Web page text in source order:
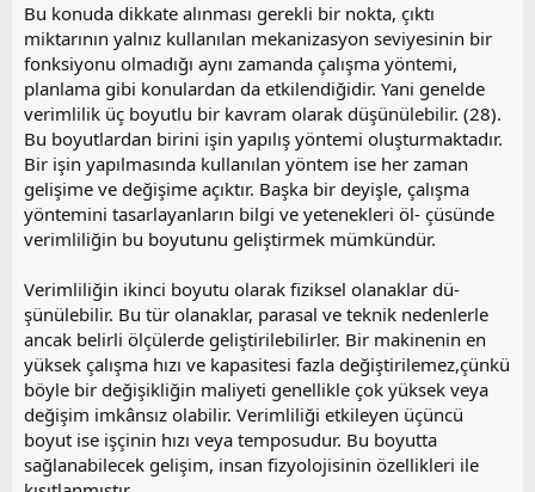
Bu konuda dikkate alınması gerekli bir nokta, çıktı
miktarının yalnız kullanılan mekanizasyon seviyesinin bir
fonksiyonu olmadığı aynı zamanda çalışma yöntemi,
planlama gibi konulardan da etkilendiğidir. Yani genelde
verimlilik üç boyutlu bir kavram olarak düşünülebilir. (28).
Bu boyutlardan birini işin yapılış yöntemi oluşturmaktadır.
Bir işin yapılmasında kullanılan yöntem ise her zaman
gelişime ve değişime açıktır. Başka bir deyişle, çalışma
yöntemini tasarlayanların bilgi ve yetenekleri öl- çüsünde
verimliliğin bu boyutunu geliştirmek mümkündür.
Verimliliğin ikinci boyutu olarak fiziksel olanaklar dü-
şünülebilir. Bu tür olanaklar, parasal ve teknik nedenlerle
ancak belirli ölçülerde geliştirilebilirler. Bir makinenin en
yüksek çalışma hızı ve kapasitesi fazla değiştirilemez,çünkü
böyle bir değişikliğin maliyeti genellikle çok yüksek veya
değişim imkânsız olabilir. Verimliliği etkileyen üçüncü
boyut ise işçinin hızı veya temposudur. Bu boyutta
sağlanabilecek gelişim, insan fizyolojisinin özellikleri ile